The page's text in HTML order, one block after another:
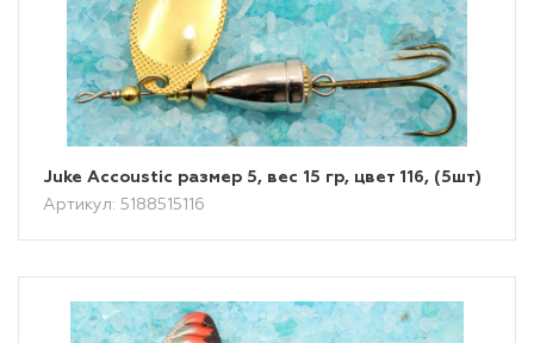
Juke Accoustic размер 5, вес 15 гр, цвет 116, (5шт)
Артикул: 5188515116